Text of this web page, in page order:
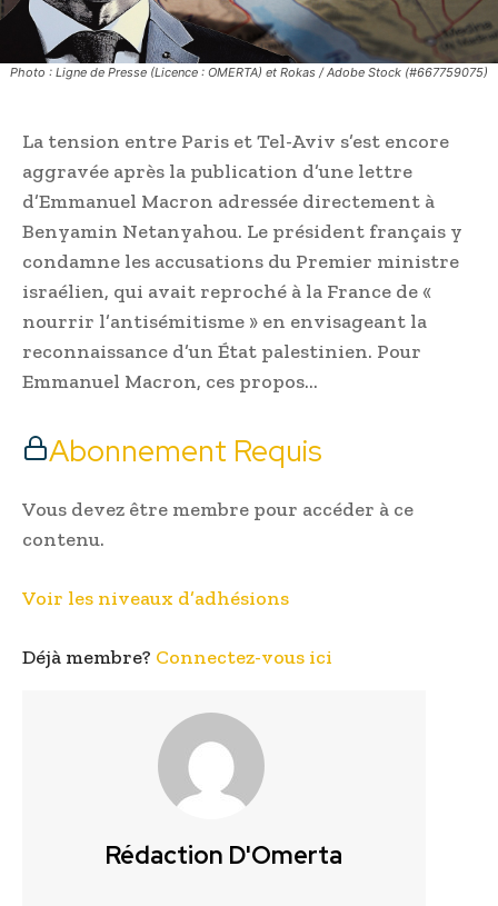
Photo : Ligne de Presse (Licence : OMERTA) et Rokas / Adobe Stock (#667759075)
La tension entre Paris et Tel-Aviv s’est encore
aggravée après la publication d’une lettre
d’Emmanuel Macron adressée directement à
Benyamin Netanyahou. Le président français y
condamne les accusations du Premier ministre
israélien, qui avait reproché à la France de «
nourrir l’antisémitisme » en envisageant la
reconnaissance d’un État palestinien. Pour
Emmanuel Macron, ces propos…
Abonnement Requis
Vous devez être membre pour accéder à ce
contenu.
Voir les niveaux d’adhésions
Déjà membre? Connectez-vous ici
Rédaction D'Omerta